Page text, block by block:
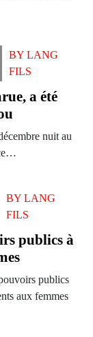
BY LANG
FILS
a été
nuit au
BYLANG
FILS
publics à
publics
aux femmes